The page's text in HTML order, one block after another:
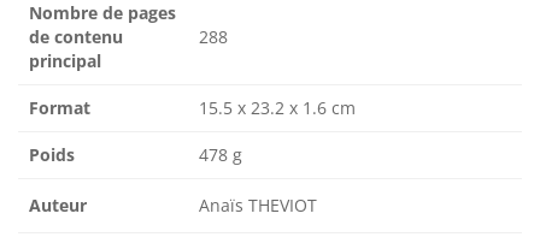
Nombre de pages
de contenu
principal
288
Format 15.5 x 23.2 x 1.6 cm
Poids 478 g
Auteur Anaïs THEVIOT